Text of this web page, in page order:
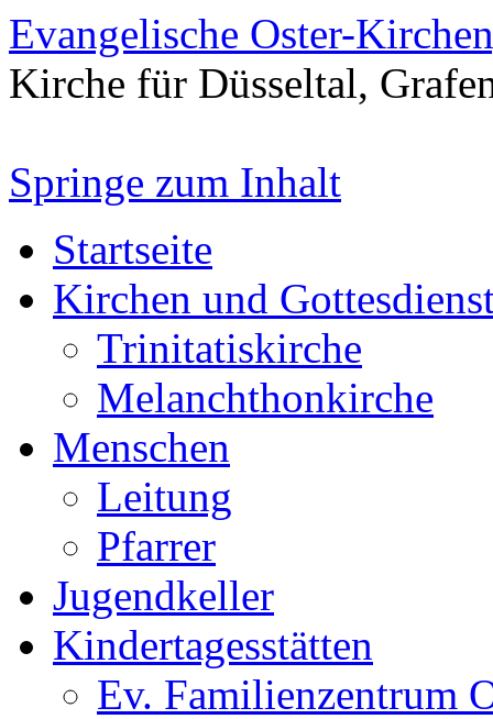
Evangelische Oster-
Kirche für Düsseltal,
Springe zum Inhalt
Startseite
Kirchen und
Trinitatiskirche
Melanchthonkirche
Menschen
Leitung
Pfarrer
Jugendkeller
Kindertagesstätten
Ev. Familienzentrum